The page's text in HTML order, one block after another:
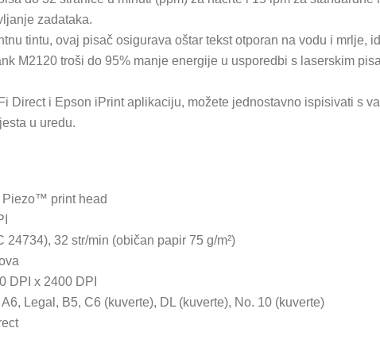
zadataka.
tintu, ovaj pisač osigurava oštar tekst otporan na vodu i mrlje,
M2120 troši do 95% manje energije u usporedbi s laserskim
Direct i Epson iPrint aplikaciju, možete jednostavno ispisivati s
u uredu.
Piezo™ print head
24734), 32 str/min (običan papir 75 g/m²)
DPI x 2400 DPI
Legal, B5, C6 (kuverte), DL (kuverte), No. 10 (kuverte)